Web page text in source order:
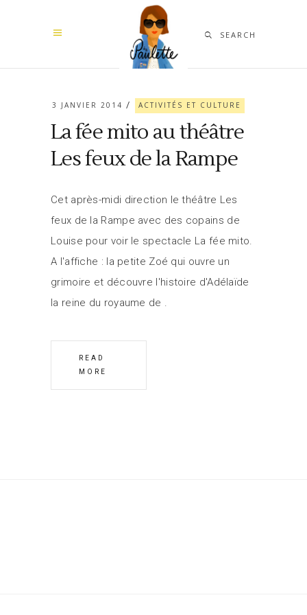
SEARCH
3 JANVIER 2014 ACTIVITÉS ET CULTURE
La fée mito au théâtre
Les feux de la Rampe
Cet après-midi direction le théâtre Les
feux de la Rampe avec des copains de
Louise pour voir le spectacle La fée mito.
A l'affiche : la petite Zoé qui ouvre un
grimoire et découvre l'histoire d'Adélaïde
la reine du royaume de
READ
MORE